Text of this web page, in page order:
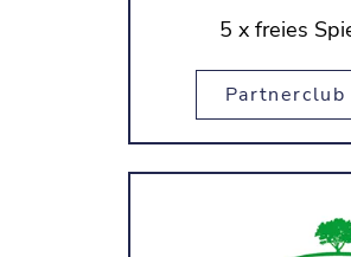
5 x freies
Partnerclub